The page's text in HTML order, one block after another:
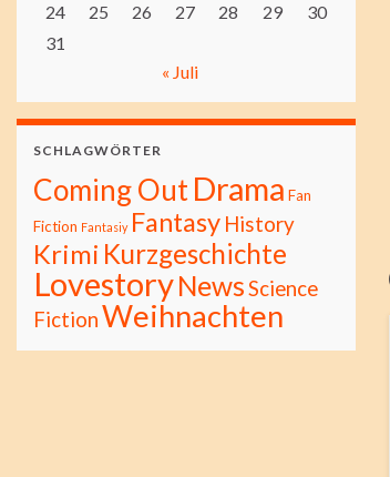
24
25 26 27 28 29
30
31
« Juli
SCHLAGWÖRTER
Coming OutDrama Fan
Fiction Fantasiy Fantasy History
Krimi Kurzgeschichte
LovestoryNewsScience
FictionWeihnachten